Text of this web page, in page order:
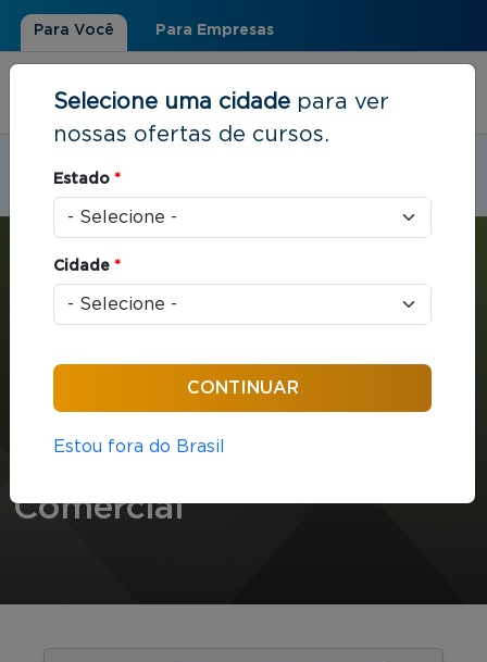
Para Você Para Empresas
Estudar em:Cabo Frio, RJ
Você está aqui
Comercial
Selecione uma cidade para ver
nossas ofertas de cursos.
Estado *
Cidade *
Estou fora do Brasil